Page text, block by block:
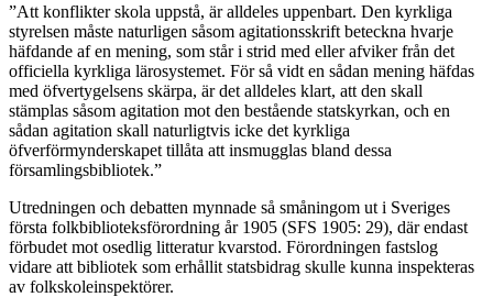
”Att konflikter skola uppstå, är alldeles uppenbart. Den kyrkliga
styrelsen måste naturligen såsom agitationsskrift beteckna hvarje
häfdande af en mening, som står i strid med eller afviker från det
officiella kyrkliga lärosystemet. För så vidt en sådan mening häfdas
med öfvertygelsens skärpa, är det alldeles klart, att den skall
stämplas såsom agitation mot den bestående statskyrkan, och en
sådan agitation skall naturligtvis icke det kyrkliga
öfverförmynderskapet tillåta att insmugglas bland dessa
församlingsbibliotek.”
Utredningen och debatten mynnade så småningom ut i Sveriges
första folkbiblioteksförordning år 1905 (SFS 1905: 29), där endast
förbudet mot osedlig litteratur kvarstod. Förordningen fastslog
vidare att bibliotek som erhållit statsbidrag skulle kunna inspekteras
av folkskoleinspektörer.